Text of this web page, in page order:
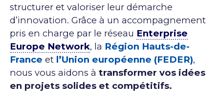
structurer et valoriser leur démarche
d’innovation. Grâce à un accompagnement
pris en charge par le réseau Enterprise
Europe Network, la Région Hauts-de-
France et l’Union européenne (FEDER),
nous vous aidons à transformer vos idées
en projets solides et compétitifs.